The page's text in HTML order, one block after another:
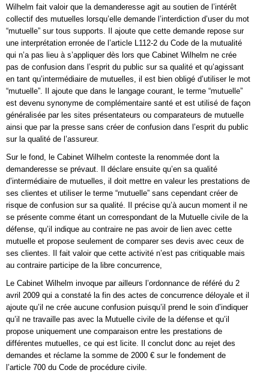
Wilhelm fait valoir que la demanderesse agit au soutien de l’intérêt
collectif des mutuelles lorsqu’elle demande l’interdiction d’user du mot
“mutuelle” sur tous supports. Il ajoute que cette demande repose sur
une interprétation erronée de l’article L112-2 du Code de la mutualité
qui n’a pas lieu à s’appliquer dès lors que Cabinet Wilhelm ne crée
pas de confusion dans l’esprit du public sur sa qualité et qu’agissant
en tant qu’intermédiaire de mutuelles, il est bien obligé d’utiliser le mot
“mutuelle”. Il ajoute que dans le langage courant, le terme “mutuelle”
est devenu synonyme de complémentaire santé et est utilisé de façon
généralisée par les sites présentateurs ou comparateurs de mutuelle
ainsi que par la presse sans créer de confusion dans l’esprit du public
sur la qualité de l’assureur.
Sur le fond, le Cabinet Wilhelm conteste la renommée dont la
demanderesse se prévaut. Il déclare ensuite qu’en sa qualité
d’intermédiaire de mutuelles, il doit mettre en valeur les prestations de
ses clientes et utiliser le terme “mutuelle” sans cependant créer de
risque de confusion sur sa qualité. Il précise qu’à aucun moment il ne
se présente comme étant un correspondant de la Mutuelle civile de la
défense, qu’il indique au contraire ne pas avoir de lien avec cette
mutuelle et propose seulement de comparer ses devis avec ceux de
ses clientes. Il fait valoir que cette activité n’est pas critiquable mais
au contraire participe de la libre concurrence,
Le Cabinet Wilhelm invoque par ailleurs l’ordonnance de référé du 2
avril 2009 qui a constaté la fin des actes de concurrence déloyale et il
ajoute qu’il ne crée aucune confusion puisqu’il prend le soin d’indiquer
qu’il ne travaille pas avec la Mutuelle civile de la défense et qu’il
propose uniquement une comparaison entre les prestations de
différentes mutuelles, ce qui est licite. Il conclut donc au rejet des
demandes et réclame la somme de 2000 € sur le fondement de
l’article 700 du Code de procédure civile.